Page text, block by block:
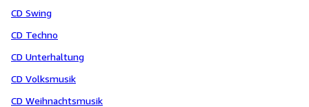
CD Swing
CD Techno
CD Unterhaltung
CD Volksmusik
CD Weihnachtsmusik